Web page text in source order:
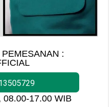
:
08.00-17.00 WIB